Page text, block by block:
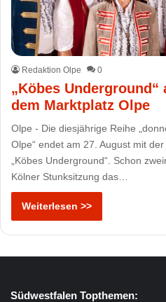
Redaktion Olpe 0
„Köbes Underground“
dem Marktplatz Olpe
Olpe - Die diesjährige Reihe
Olpe“ endet am 27. August mit
„Köbes Underground“. Schon
Kölner Stunksitzung das…
Weiterlesen >>
Südwestfalen Topthemen: